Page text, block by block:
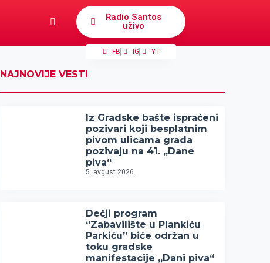
Radio Santos
uživo
FB IG YT
NAJNOVIJE VESTI
Iz Gradske bašte ispraćeni
pozivari koji besplatnim
pivom ulicama grada
pozivaju na 41. „Dane
piva“
5. avgust 2026.
Dečji program
“Zabavilište u Plankiću
Parkiću” biće održan u
toku gradske
manifestacije „Dani piva“